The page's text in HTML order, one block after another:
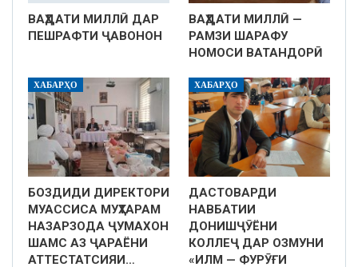
ВАҲДАТИ МИЛЛӢ ДАР
ПЕШРАФТИ ҶАВОНОН
ВАҲДАТИ МИЛЛӢ —
РАМЗИ ШАРАФУ
НОМОСИ ВАТАНДОРӢ
ХАБАРҲО
БОЗДИДИ ДИРЕКТОРИ
МУАССИСА МУҲТАРАМ
НАЗАРЗОДА ҶУМАХОН
ШАМС АЗ ҶАРАЁНИ
АТТЕСТАТСИЯИ…
ХАБАРҲО
ДАСТОВАРДИ
НАВБАТИИ
ДОНИШҶӮЁНИ
КОЛЛЕҶ ДАР ОЗМУНИ
«ИЛМ — ФУРӮҒИ